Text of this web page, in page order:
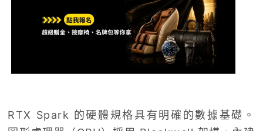
RTX Spark 的硬體規格具有明確的數據基礎。